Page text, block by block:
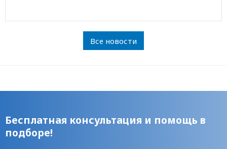
Все новости
Бесплатная консультация и помощь в
подборе!